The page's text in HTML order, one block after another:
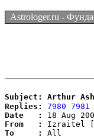
Astrologer.ru -
Subject: Arthur
Replies:
7980 7981
Date   :
From   :
Izraitel
To     :